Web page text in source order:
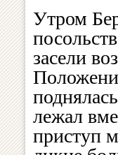
Утром
засели
лежал
приступ